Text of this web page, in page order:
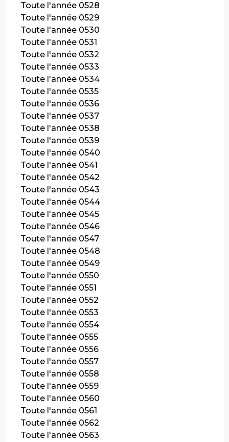
Toute l'année 0528
Toute l'année 0529
Toute l'année 0530
Toute l'année 0531
Toute l'année 0532
Toute l'année 0533
Toute l'année 0534
Toute l'année 0535
Toute l'année 0536
Toute l'année 0537
Toute l'année 0538
Toute l'année 0539
Toute l'année 0540
Toute l'année 0541
Toute l'année 0542
Toute l'année 0543
Toute l'année 0544
Toute l'année 0545
Toute l'année 0546
Toute l'année 0547
Toute l'année 0548
Toute l'année 0549
Toute l'année 0550
Toute l'année 0551
Toute l'année 0552
Toute l'année 0553
Toute l'année 0554
Toute l'année 0555
Toute l'année 0556
Toute l'année 0557
Toute l'année 0558
Toute l'année 0559
Toute l'année 0560
Toute l'année 0561
Toute l'année 0562
Toute l'année 0563